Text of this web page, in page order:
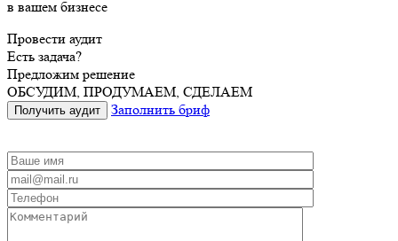
в вашем бизнесе
Провести аудит
Есть задача?
Предложим решение
ОБСУДИМ, ПРОДУМАЕМ, СДЕЛАЕМ
Получить аудит Заполнить бриф